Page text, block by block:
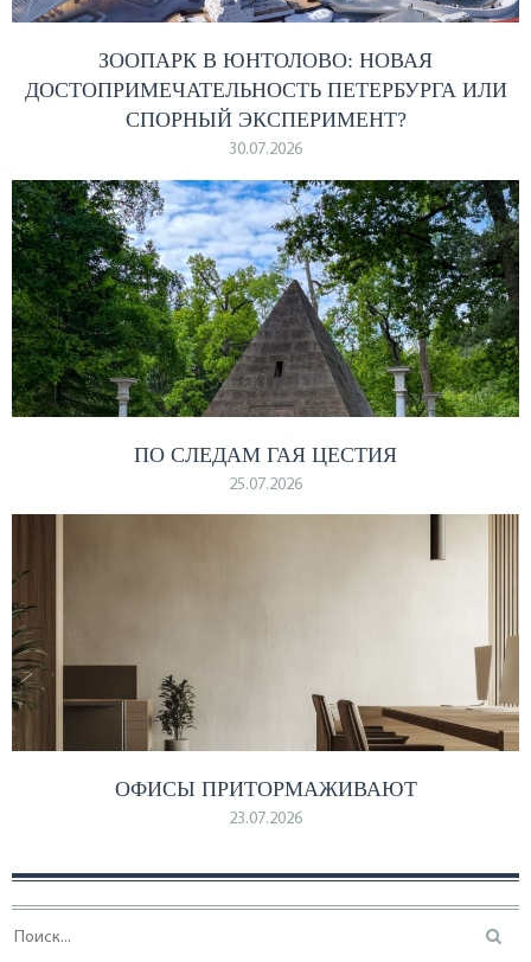
ЗООПАРК В ЮНТОЛОВО: НОВАЯ
ДОСТОПРИМЕЧАТЕЛЬНОСТЬ ПЕТЕРБУРГА ИЛИ
СПОРНЫЙ ЭКСПЕРИМЕНТ?
30.07.2026
ПО СЛЕДАМ ГАЯ ЦЕСТИЯ
25.07.2026
ОФИСЫ ПРИТОРМАЖИВАЮТ
23.07.2026